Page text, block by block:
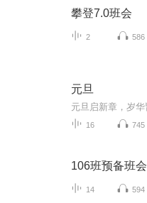
攀登7.0班会
2 586
元旦
16 745
106班预备班会
14 594